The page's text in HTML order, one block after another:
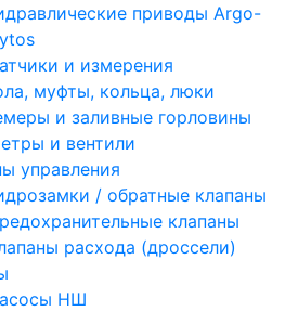
приводы Argo-
и измерения
муфты, кольца, люки
и заливные горловины
и вентили
управления
/ обратные клапаны
клапаны
расхода (дроссели)
НШ